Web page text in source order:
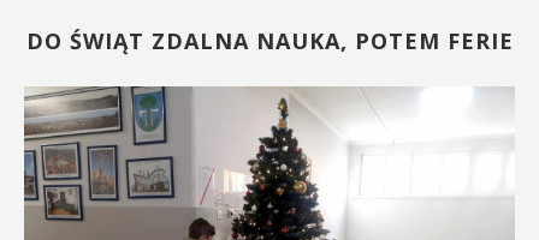
DO ŚWIĄT ZDALNA NAUKA, POTEM FERIE